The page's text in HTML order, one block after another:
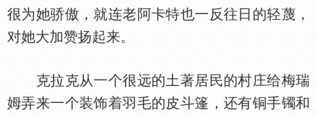
很为她骄傲，就连老阿卡特也一反往日的轻蔑，
对她大加赞扬起来。
克拉克从一个很远的土著居民的村庄给梅瑞
姆弄来一个装饰着羽毛的皮斗篷，还有铜手镯和